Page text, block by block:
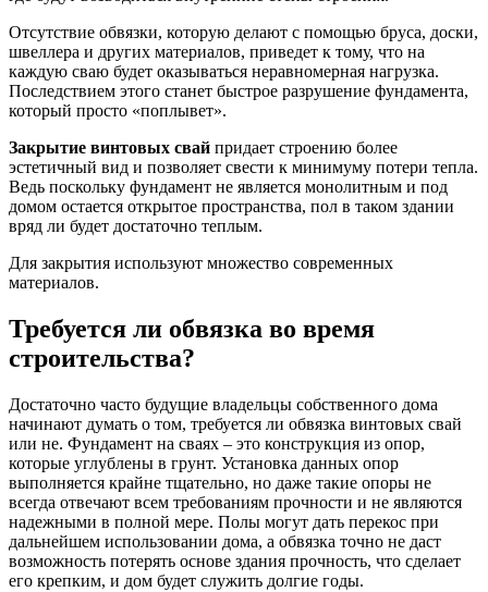
Отсутствие обвязки, которую делают с помощью бруса, доски,
швеллера и других материалов, приведет к тому, что на
каждую сваю будет оказываться неравномерная нагрузка.
Последствием этого станет быстрое разрушение фундамента,
который просто «поплывет».
Закрытие винтовых свай придает строению более
эстетичный вид и позволяет свести к минимуму потери тепла.
Ведь поскольку фундамент не является монолитным и под
домом остается открытое пространства, пол в таком здании
вряд ли будет достаточно теплым.
Для закрытия используют множество современных
материалов.
Требуется ли обвязка во время
строительства?
Достаточно часто будущие владельцы собственного дома
начинают думать о том, требуется ли обвязка винтовых свай
или не. Фундамент на сваях – это конструкция из опор,
которые углублены в грунт. Установка данных опор
выполняется крайне тщательно, но даже такие опоры не
всегда отвечают всем требованиям прочности и не являются
надежными в полной мере. Полы могут дать перекос при
дальнейшем использовании дома, а обвязка точно не даст
возможность потерять основе здания прочность, что сделает
его крепким, и дом будет служить долгие годы.